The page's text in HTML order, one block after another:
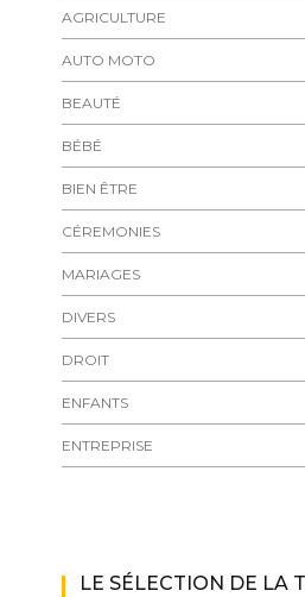
AGRICULTURE
AUTO MOTO
BEAUTÉ
BÉBÉ
BIEN ÊTRE
CÉREMONIES
MARIAGES
DIVERS
DROIT
ENFANTS
ENTREPRISE
LE SÉLECTION DE LA